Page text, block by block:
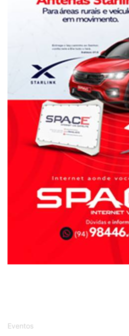
Eventos